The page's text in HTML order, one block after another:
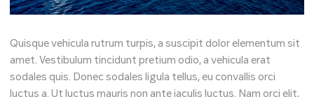
Quisque vehicula rutrum turpis, a suscipit dolor elementum sit
amet. Vestibulum tincidunt pretium odio, a vehicula erat
sodales quis. Donec sodales ligula tellus, eu convallis orci
luctus a. Ut luctus mauris non ante iaculis luctus. Nam orci elit,